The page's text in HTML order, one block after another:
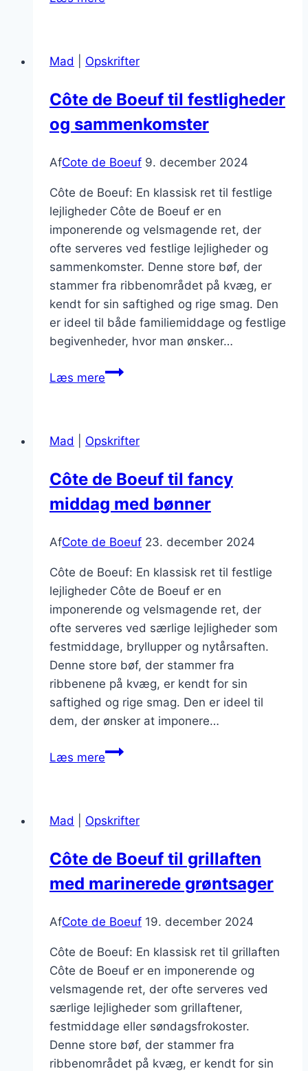
honningglasering
salat
Mad Opskrifter
Côte de Boeuf til festligheder
og sammenkomster
AfCote de Boeuf 9. december 2024
Côte de Boeuf: En klassisk ret til festlige
lejligheder Côte de Boeuf er en
imponerende og velsmagende ret, der
ofte serveres ved festlige lejligheder og
sammenkomster. Denne store bøf, der
stammer fra ribbenområdet på kvæg, er
kendt for sin saftighed og rige smag. Den
er ideel til både familiemiddage og festlige
begivenheder, hvor man ønsker…
Læs mereCôte
festligheder
sammenkomster
Mad Opskrifter
Côte de Boeuf til fancy
middag med bønner
AfCote de Boeuf 23. december 2024
Côte de Boeuf: En klassisk ret til festlige
lejligheder Côte de Boeuf er en
imponerende og velsmagende ret, der
ofte serveres ved særlige lejligheder som
festmiddage, bryllupper og nytårsaften.
Denne store bøf, der stammer fra
ribbenene på kvæg, er kendt for sin
saftighed og rige smag. Den er ideel til
dem, der ønsker at imponere…
Læs mereCôte
fancy
med
bønner
Mad Opskrifter
Côte de Boeuf til grillaften
med marinerede grøntsager
AfCote de Boeuf 19. december 2024
Côte de Boeuf: En klassisk ret til grillaften
Côte de Boeuf er en imponerende og
velsmagende ret, der ofte serveres ved
særlige lejligheder som grillaftener,
festmiddage eller søndagsfrokoster.
Denne store bøf, der stammer fra
ribbenområdet på kvæg, er kendt for sin